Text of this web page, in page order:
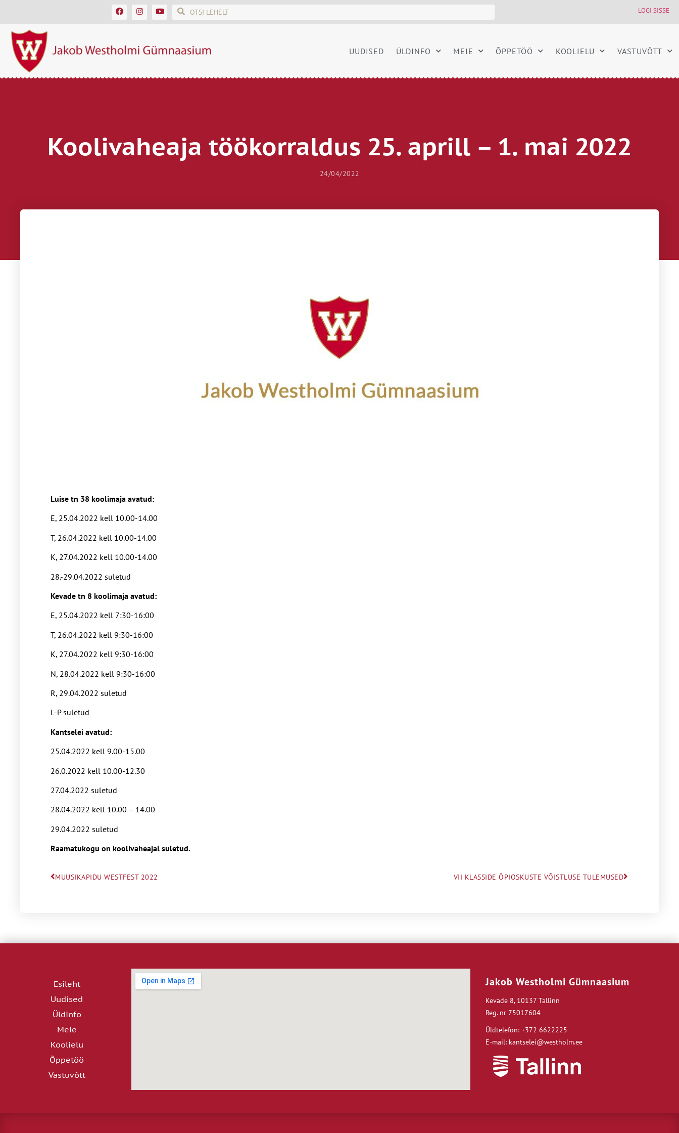
LOGI SISSE
UUDISED ÜLDINFO MEIE ÕPPETÖÖ KOOLIELU VASTUVÕTT
Koolivaheaja töökorraldus 25. aprill – 1. mai 2022
24/04/2022
Luise tn 38 koolimaja avatud:
E, 25.04.2022 kell 10.00-14.00
T, 26.04.2022 kell 10.00-14.00
K, 27.04.2022 kell 10.00-14.00
28.-29.04.2022 suletud
Kevade tn 8 koolimaja avatud:
E, 25.04.2022 kell 7:30-16:00
T, 26.04.2022 kell 9:30-16:00
K, 27.04.2022 kell 9:30-16:00
N, 28.04.2022 kell 9:30-16:00
R, 29.04.2022 suletud
L-P suletud
Kantselei avatud:
25.04.2022 kell 9.00-15.00
26.0.2022 kell 10.00-12.30
27.04.2022 suletud
28.04.2022 kell 10.00 – 14.00
29.04.2022 suletud
Raamatukogu on koolivaheajal suletud.
MUUSIKAPIDU WESTFEST 2022 VII KLASSIDE ÕPIOSKUSTE VÕISTLUSE TULEMUSED
Esileht
Uudised
Üldinfo
Meie
Koolielu
Õppetöö
Vastuvõtt
Jakob Westholmi Gümnaasium
Kevade 8, 10137 Tallinn
Reg. nr 75017604
Üldtelefon: +372 6622225
E-mail: kantselei@westholm.ee